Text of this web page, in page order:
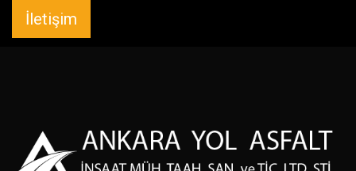
İletişim